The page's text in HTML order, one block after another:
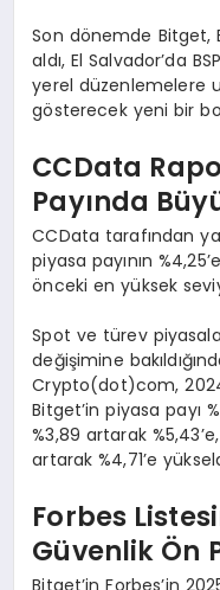
Son dönemde Bitget,
aldı, El Salvador’da
yerel düzenlemelere
gösterecek yeni bir
CCData
Payında
CCData tarafından
piyasa payının
önceki en yüksek
Spot ve türev
değişimine
Crypto(dot)com,
Bitget’in piyasa payı
%3,89 artarak
artarak %4,71’e
Forbes
Güvenlik Ön